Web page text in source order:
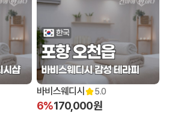
바비스웨디시 5.0
6%170,000원